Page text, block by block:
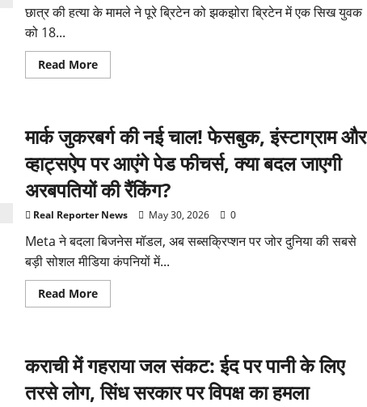
पहुंचने
की
क्यों
बढ़ी
तुर्की
छात्र की हत्या के मामले ने पूरे ब्रिटेन को झकझोरा ब्रिटेन में एक सिख युवक
को 18...
Read MoreRead
more
युवक
को
छात्र
की
हत्या
का
दोषी
ठहराया
गया,
कृपाण
विवाद
पर
मचा
बवाल
मार्क जुकरबर्ग की नई चाल! फेसबुक, इंस्टाग्राम और
व्हाट्सऐप पर आएंगे पेड फीचर्स, क्या बदल जाएगी
अरबपतियों की रैंकिंग?
Real Reporter News May 30, 2026 0
Meta ने बदला बिजनेस मॉडल, अब सब्सक्रिप्शन पर जोर दुनिया की सबसे
बड़ी सोशल मीडिया कंपनियों में...
Read MoreRead
more
नई
चाल!
फेसबुक,
इंस्टाग्राम
कराची में गहराया जल संकट: ईद पर पानी के लिए
तरसे लोग, सिंध सरकार पर विपक्ष का हमला